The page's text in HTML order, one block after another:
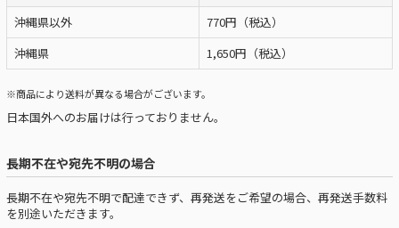
沖縄県以外
770円（税込）
沖縄県
1,650円（税込）
※商品により送料が異なる場合がございます。
日本国外へのお届けは行っておりません。
長期不在や宛先不明の場合
長期不在や宛先不明で配達できず、再発送をご希望の場合、再発送手数料
を別途いただきます。